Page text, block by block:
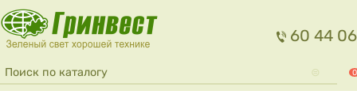
Перейти к основному содержанию
60 44 06
Форма поиска
Поиск 0